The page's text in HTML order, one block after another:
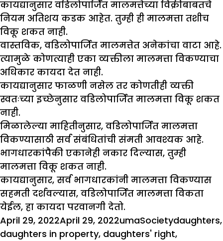
कायद्यानुसार वडिलोपार्जित मालमत्तेच्या विक्रीबाबतचे
नियम अतिशय कडक आहेत. तुम्ही ही मालमत्ता तशीच
विकू शकत नाही.
वास्तविक, वडिलोपार्जित मालमत्तेत अनेकांचा वाटा आहे.
त्यामुळे कोणत्याही एका व्यक्तीला मालमत्ता विकण्याचा
अधिकार कायदा देत नाही.
कायद्यानुसार फाळणी नसेल तर कोणतीही व्यक्ती
स्वतःच्या इच्छेनुसार वडिलोपार्जित मालमत्ता विकू शकत
नाही.
मिळालेल्या माहितीनुसार, वडिलोपार्जित मालमत्ता
विकण्यासाठी सर्व संबंधितांची संमती आवश्यक आहे.
भागधारकांपैकी एकानेही नकार दिल्यास, तुम्ही
मालमत्ता विकू शकत नाही.
कायद्यानुसार, सर्व भागधारकांनी मालमत्ता विकण्यास
सहमती दर्शवल्यास, वडिलोपार्जित मालमत्ता विकता
येईल, हा कायदा परवानगी देतो.
Posted
on
April 29, 2022April 29, 2022Author
umaCategories
SocietyTags
daughters,
daughters in property, daughters' right,